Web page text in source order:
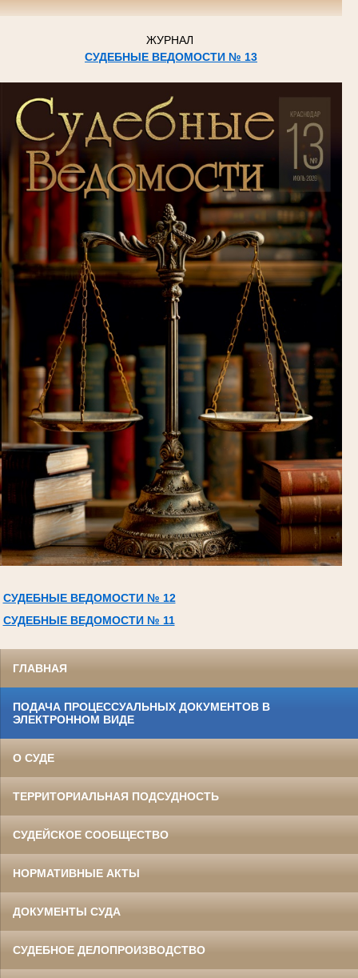
ЖУРНАЛ
СУДЕБНЫЕ ВЕДОМОСТИ № 13
СУДЕБНЫЕ ВЕДОМОСТИ № 12
СУДЕБНЫЕ ВЕДОМОСТИ № 11
ГЛАВНАЯ
ПОДАЧА ПРОЦЕССУАЛЬНЫХ ДОКУМЕНТОВ В
ЭЛЕКТРОННОМ ВИДЕ
О СУДЕ
ТЕРРИТОРИАЛЬНАЯ ПОДСУДНОСТЬ
СУДЕЙСКОЕ СООБЩЕСТВО
НОРМАТИВНЫЕ АКТЫ
ДОКУМЕНТЫ СУДА
СУДЕБНОЕ ДЕЛОПРОИЗВОДСТВО